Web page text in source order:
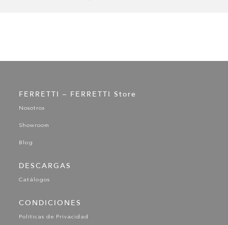
FERRETTI – FERRETTI Store
Nosotros
Showroom
Blog
DESCARGAS
Catálogos
CONDICIONES
Políticas de Privacidad